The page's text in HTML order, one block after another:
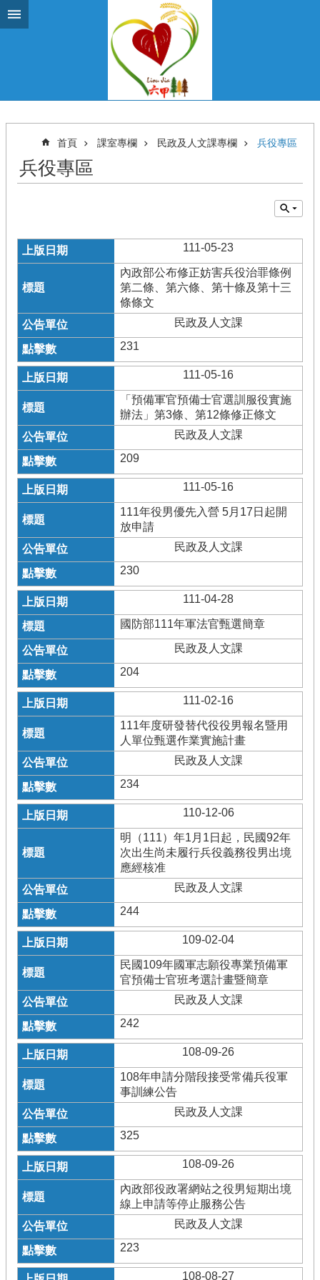
跳到主要內容區塊
首頁 課室專欄 民政及人文課專欄 兵役專區
兵役專區
111-05-23
內政部公布修正妨害兵役治罪條例
第二條、第六條、第十條及第十三
條條文
民政及人文課
231
111-05-16
「預備軍官預備士官選訓服役實施
辦法」第3條、第12條修正條文
民政及人文課
209
111-05-16
111年役男優先入營 5月17日起開
放申請
民政及人文課
230
111-04-28
國防部111年軍法官甄選簡章
民政及人文課
204
111-02-16
111年度研發替代役役男報名暨用
人單位甄選作業實施計畫
民政及人文課
234
110-12-06
明（111）年1月1日起，民國92年
次出生尚未履行兵役義務役男出境
應經核准
民政及人文課
244
109-02-04
民國109年國軍志願役專業預備軍
官預備士官班考選計畫暨簡章
民政及人文課
242
108-09-26
108年申請分階段接受常備兵役軍
事訓練公告
民政及人文課
325
108-09-26
內政部役政署網站之役男短期出境
線上申請等停止服務公告
民政及人文課
223
108-08-27